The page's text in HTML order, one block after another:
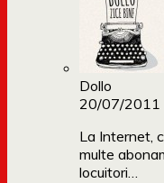
Dollo
20/07/2011
La Internet,
multe
locuitori…